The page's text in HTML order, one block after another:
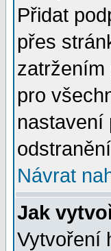
Přidat
přes
zatržením
pro
nastavení
Návrat
Jak
Vytvoření